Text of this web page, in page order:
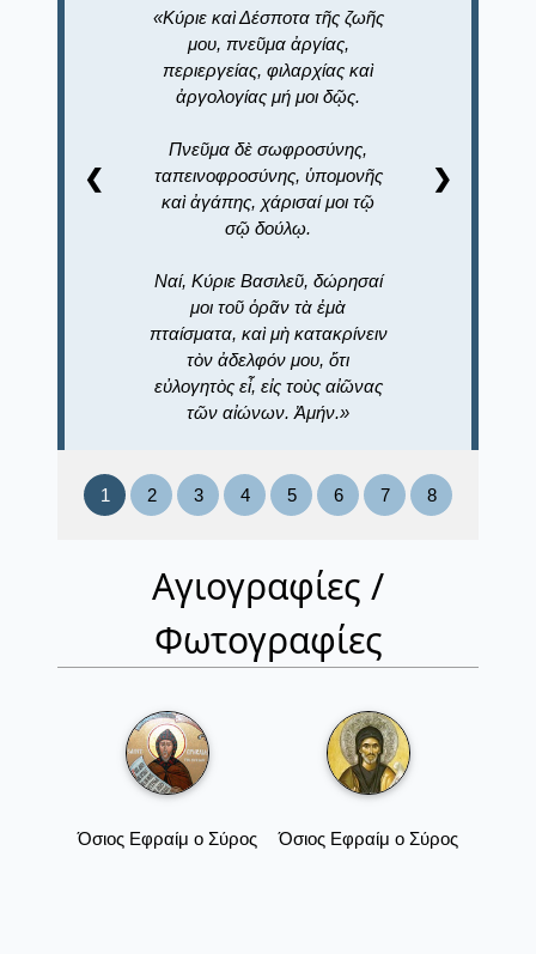
Κύριε καὶ Δέσποτα τῆς ζωῆς
μου, πνεῦμα ἀργίας,
περιεργείας, φιλαρχίας καὶ
ἀργολογίας μή μοι δῷς.
Πνεῦμα δὲ σωφροσύνης,
ταπεινοφροσύνης, ὑπομονῆς
καὶ ἀγάπης, χάρισαί μοι τῷ
σῷ δούλῳ.
Ναί, Κύριε Βασιλεῦ, δώρησαί
μοι τοῦ ὁρᾶν τὰ ἐμὰ
πταίσματα, καὶ μὴ κατακρίνειν
τὸν ἀδελφόν μου, ὅτι
εὐλογητὸς εἶ, εἰς τοὺς αἰῶνας
τῶν αἰώνων. Ἀμήν.
❮ ❯
1 2 3 4 5 6 7 8
Αγιογραφίες /
Φωτογραφίες
Όσιος Εφραίμ ο Σύρος Όσιος Εφραίμ ο Σύρος